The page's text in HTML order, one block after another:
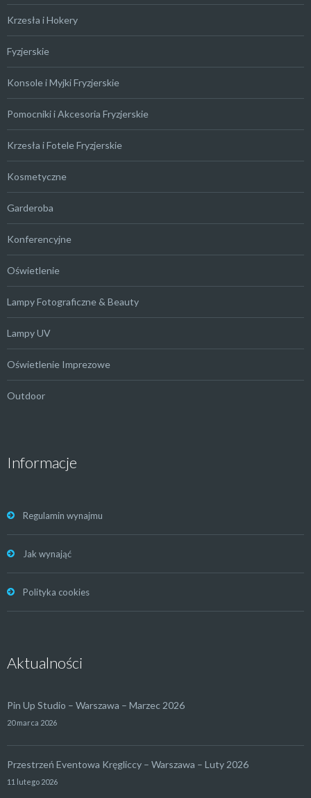
Krzesła i Hokery
Fyzjerskie
Konsole i Myjki Fryzjerskie
Pomocniki i Akcesoria Fryzjerskie
Krzesła i Fotele Fryzjerskie
Kosmetyczne
Garderoba
Konferencyjne
Oświetlenie
Lampy Fotograficzne & Beauty
Lampy UV
Oświetlenie Imprezowe
Outdoor
Informacje
Regulamin wynajmu
Jak wynająć
Polityka cookies
Aktualności
Pin Up Studio – Warszawa – Marzec 2026
20 marca 2026
Przestrzeń Eventowa Kręgliccy – Warszawa – Luty 2026
11 lutego 2026